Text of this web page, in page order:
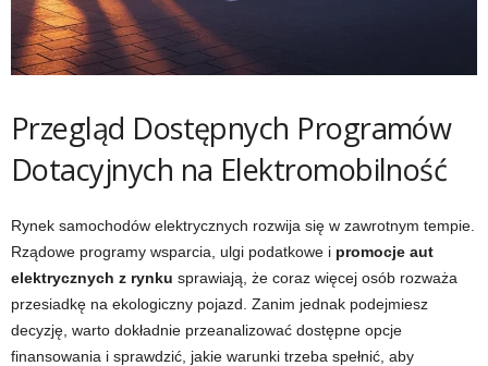
Przegląd Dostępnych Programów
Dotacyjnych na Elektromobilność
Rynek samochodów elektrycznych rozwija się w zawrotnym tempie.
Rządowe programy wsparcia, ulgi podatkowe i promocje aut
elektrycznych z rynku sprawiają, że coraz więcej osób rozważa
przesiadkę na ekologiczny pojazd. Zanim jednak podejmiesz
decyzję, warto dokładnie przeanalizować dostępne opcje
finansowania i sprawdzić, jakie warunki trzeba spełnić, aby